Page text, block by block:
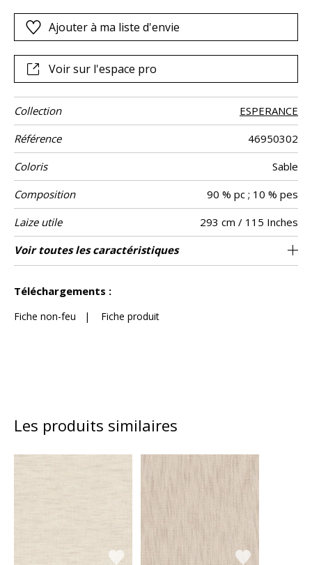
gardiens de votre intimité tout en permettant à la lumière
de les traverser. D’autres, d’une construction ajourée,
aérienne et vaporeuse se décline dans une gamme de
blancs et beiges naturels.
Ajouter à ma liste d'envie
Voir sur l'espace pro
Collection
ESPERANCE
Référence
46950302
Coloris
Sable
Composition
90 % pc ; 10 % pes
Laize utile
293 cm / 115 Inches
Rétrécissement
<2%
Raccord Raccord libre
Sens De haut
Poids g/m² 180
Performance
Accoustique
aw - 0.15
Usage
Entretien
Pays d'origine Turquie
Caractéristiques
Outdoor
Conseils
de
Egalement adapté pour des confections
telles que les stores américains / les tissus
Voir toutes les caractéristiques
Téléchargements :
Fiche non-feu | Fiche produit
Les produits similaires